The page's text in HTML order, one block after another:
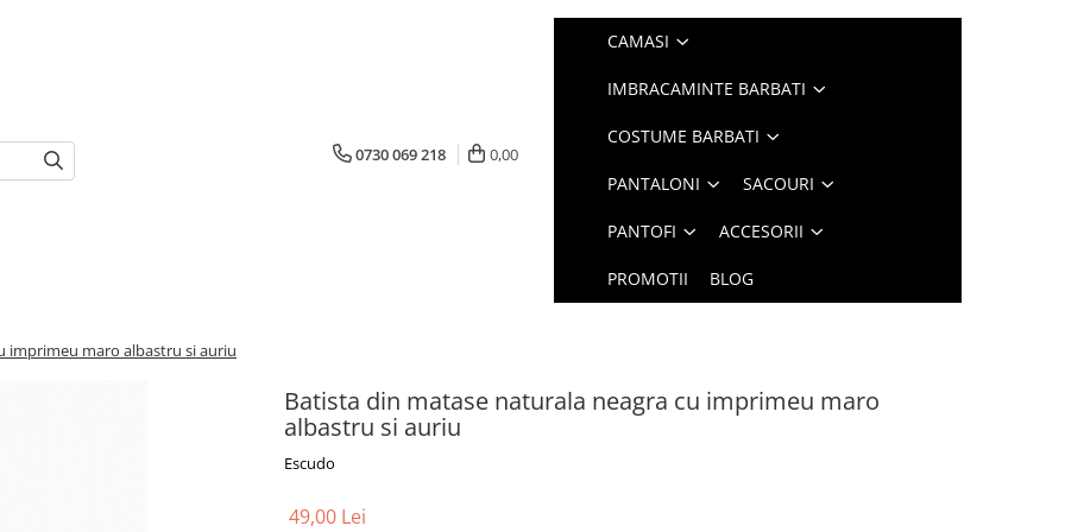
0730 069 218 0,00
CAMASI
IMBRACAMINTE BARBATI
COSTUME BARBATI
PANTALONI SACOURI
PANTOFI ACCESORII
PROMOTII BLOG
imprimeu maro albastru si auriu
Batista din matase naturala neagra cu imprimeu maro
albastru si auriu
Escudo
49,00 Lei